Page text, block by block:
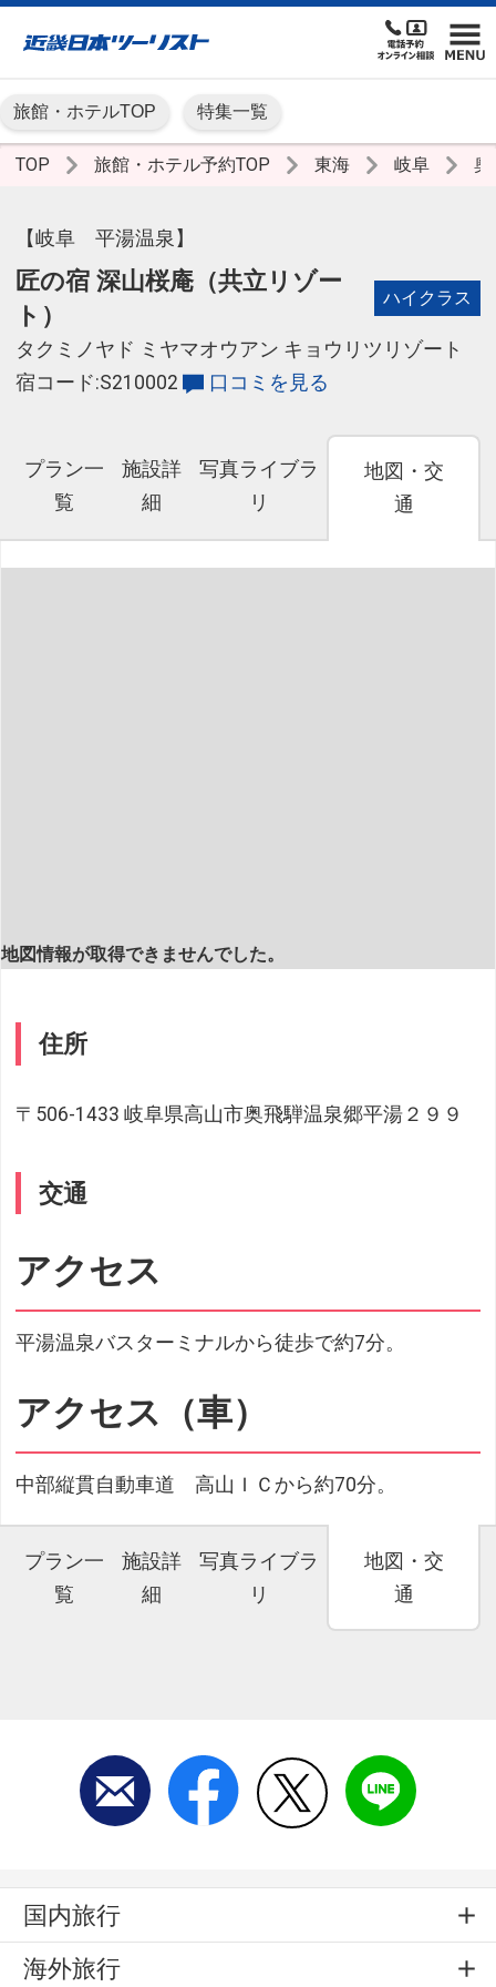
旅館・ホテルTOP 特集一覧
TOP 旅館・ホテル予約TOP 東海 岐阜 奥
【岐阜 平湯温泉】
匠の宿 深山桜庵（共立リゾー
ト）
ハイクラス
タクミノヤド ミヤマオウアン キョウリツリゾート
宿コード:S210002
口コミを見る
プラン一
覧
施設詳
細
写真ライブラ
リ
地図・交
通
地図情報が取得できませんでした。
住所
〒506-1433 岐阜県高山市奥飛騨温泉郷平湯２９９
交通
アクセス
平湯温泉バスターミナルから徒歩で約7分。
アクセス（車）
中部縦貫自動車道 高山ＩＣから約70分。
プラン一
覧
施設詳
細
写真ライブラ
リ
地図・交
通
国内旅行
海外旅行